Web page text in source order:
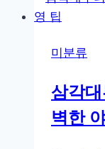
미분류
삼각
벽한